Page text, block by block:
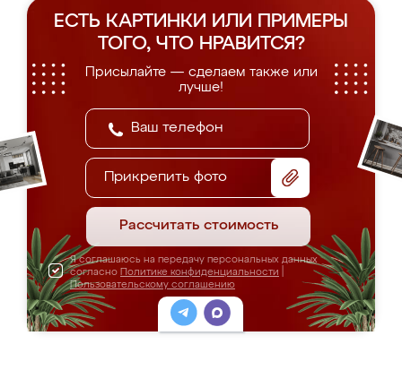
ЕСТЬ КАРТИНКИ ИЛИ ПРИМЕРЫ
ТОГО, ЧТО НРАВИТСЯ?
Присылайте — сделаем также или
лучше!
Прикрепить фото
Рассчитать стоимость
Я соглашаюсь на передачу персональных данных
согласно Политике конфиденциальности
Пользовательскому соглашению